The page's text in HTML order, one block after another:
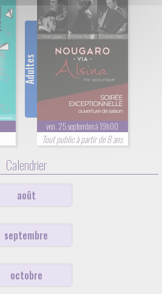
Adultes
ven. 25 septembre à 19h00
Tout public à partir de 8 ans
Calendrier
août
septembre
octobre